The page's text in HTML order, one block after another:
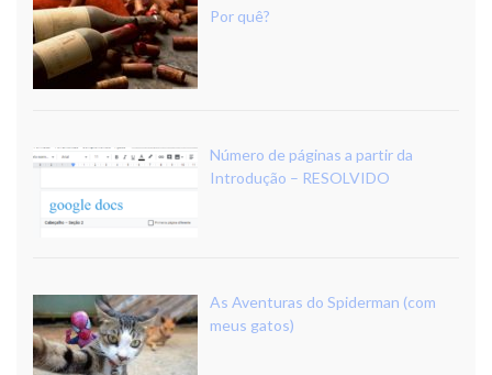
Por quê?
Número de páginas a partir da
Introdução – RESOLVIDO
As Aventuras do Spiderman (com
meus gatos)